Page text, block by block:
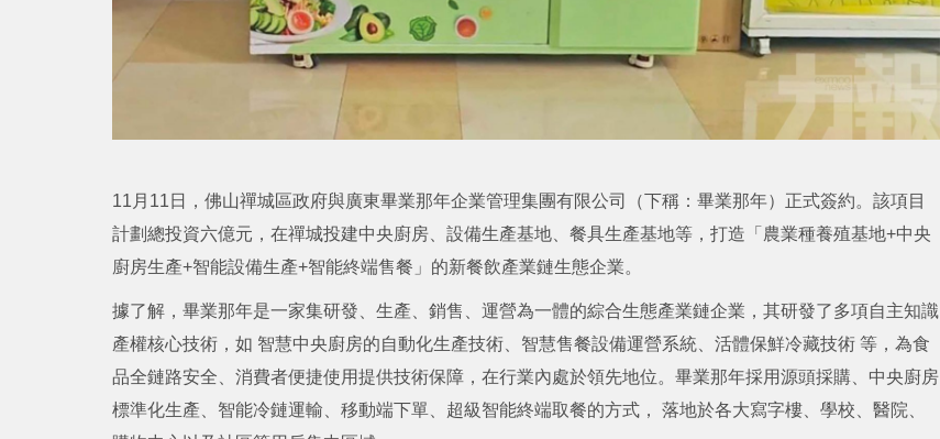
11月11日，佛山禪城區政府與廣東畢業那年企業管理集團有限公司（下稱：畢業那年）正式簽約。該項目
計劃總投資六億元，在禪城投建中央廚房、設備生產基地、餐具生產基地等，打造「農業種養殖基地+中央
廚房生產+智能設備生產+智能終端售餐」的新餐飲產業鏈生態企業。
據了解，畢業那年是一家集研發、生產、銷售、運營為一體的綜合生態產業鏈企業，其研發了多項自主知識
產權核心技術，如 智慧中央廚房的自動化生產技術、智慧售餐設備運營系統、活體保鮮冷藏技術 等，為食
品全鏈路安全、消費者便捷使用提供技術保障，在行業內處於領先地位。畢業那年採用源頭採購、中央廚房
標準化生產、智能冷鏈運輸、移動端下單、超級智能終端取餐的方式， 落地於各大寫字樓、學校、醫院、